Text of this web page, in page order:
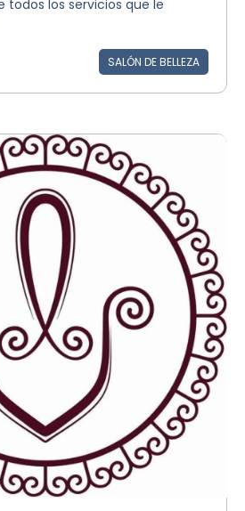
todos los servicios que le
SALÓN DE BELLEZA